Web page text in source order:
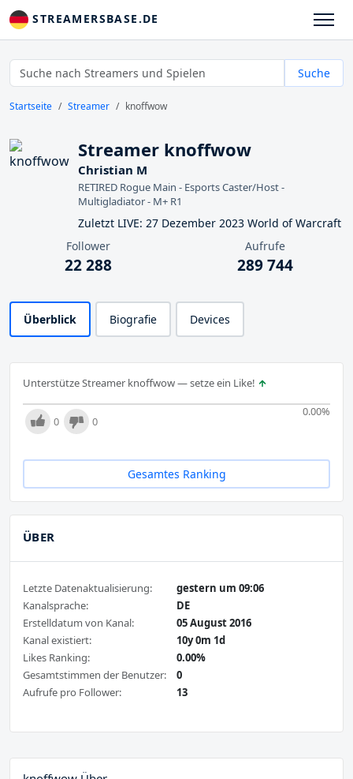
STREAMERSBASE.DE
Suche
Startseite Streamer knoffwow
Streamer knoffwow
Christian M
RETIRED Rogue Main - Esports Caster/Host -
Multigladiator - M+ R1
Zuletzt LIVE: 27 Dezember 2023 World of Warcraft
Follower
22 288
Aufrufe
289 744
Überblick Biografie Devices
Unterstütze Streamer knoffwow — setze ein Like!
0.00%
0 0
Gesamtes Ranking
ÜBER
Letzte Datenaktualisierung:
gestern um 09:06
Kanalsprache:
DE
Erstelldatum von Kanal:
05 August 2016
Kanal existiert:
10y 0m 1d
Likes Ranking:
0.00%
Gesamtstimmen der Benutzer:
0
Aufrufe pro Follower:
13